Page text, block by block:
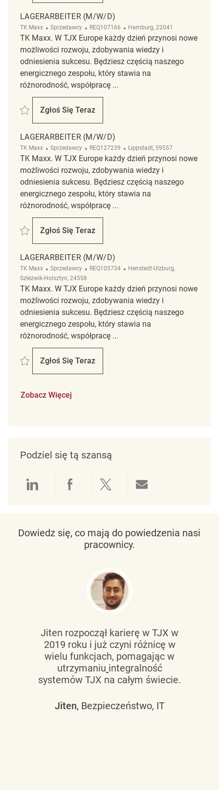
LAGERARBEITER (M/W/D)
TK Maxx Kategoria
Sprzedawcy ReqId
REQ107166 Lokalizacja
Hamburg, 22041
TK Maxx. W TJX Europe każdy dzień przynosi nowe
możliwości rozwoju, zdobywania wiedzy i
odniesienia sukcesu. Będziesz częścią naszego
energicznego zespołu, który stawia na
różnorodność, współpracę ...
Zapisać Lagerarbeiter (m/w/d) REQ107166
Zgłoś Się Teraz
Lagerarbeiter (m/w/d)
LAGERARBEITER (M/W/D)
TK Maxx Kategoria
Sprzedawcy ReqId
REQ127239 Lokalizacja
Lippstadt, 59557
TK Maxx. W TJX Europe każdy dzień przynosi nowe
możliwości rozwoju, zdobywania wiedzy i
odniesienia sukcesu. Będziesz częścią naszego
energicznego zespołu, który stawia na
różnorodność, współpracę ...
Zapisać Lagerarbeiter (m/w/d) REQ127239
Zgłoś Się Teraz
Lagerarbeiter (m/w/d)
LAGERARBEITER (M/W/D)
TK Maxx Kategoria
Sprzedawcy ReqId
REQ105734 Lokalizacja
Henstedt-Ulzburg,
Szlezwik-Holsztyn, 24558
TK Maxx. W TJX Europe każdy dzień przynosi nowe
możliwości rozwoju, zdobywania wiedzy i
odniesienia sukcesu. Będziesz częścią naszego
energicznego zespołu, który stawia na
różnorodność, współpracę ...
Zapisać Lagerarbeiter (m/w/d) REQ105734
Zgłoś Się Teraz
Lagerarbeiter (m/w/d)
Zobacz Więcej
Podziel się tą szansą
Udostępnianie przez LinkedIn
Udostępnianie przez
Udostępnij przez
Dowiedz się, co mają do powiedzenia nasi
pracownicy.
Jiten rozpoczął karierę w TJX w
2019 roku i już czyni różnicę w
wielu funkcjach, pomagając w
utrzymaniu integralność
systemów TJX na całym świecie.
Jiten, Bezpieczeństwo, IT